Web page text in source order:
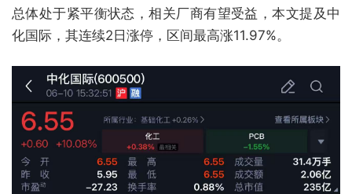
总体处于紧平衡状态，相关厂商有望受益，本文提及中
化国际，其连续2日涨停，区间最高涨11.97%。